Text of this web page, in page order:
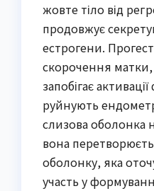
жовте тіло від
продовжує
естрогени.
скорочення матки,
запобігає
руйнують
слизова оболонка
вона
оболонку, яка
участь у